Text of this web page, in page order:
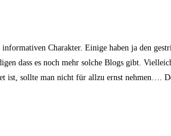
Charakter. Einige haben ja den
dass es noch mehr solche Blogs gibt.
ist, sollte man nicht für allzu ernst nehmen….